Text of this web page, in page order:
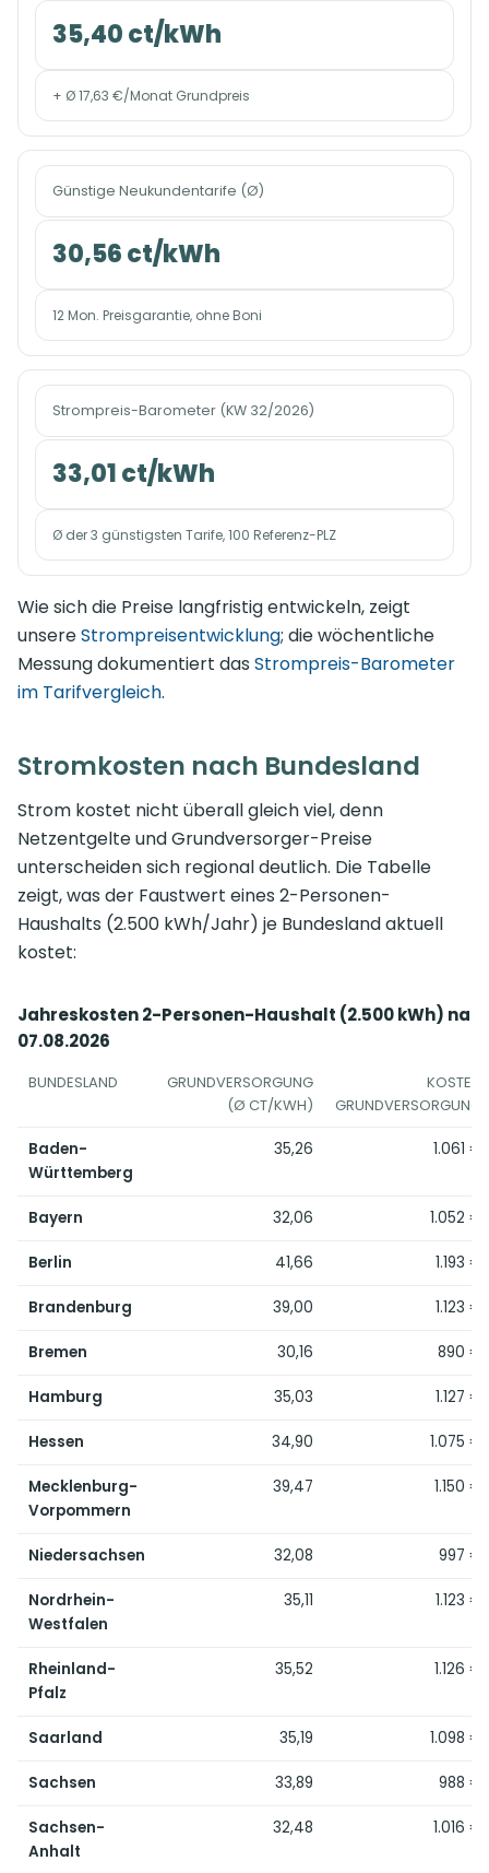
35,40 ct/kWh
+ Ø 17,63 €/Monat Grundpreis
Günstige Neukundentarife (Ø)
30,56 ct/kWh
12 Mon. Preisgarantie, ohne Boni
Strompreis-Barometer (KW 32/2026)
33,01 ct/kWh
Ø der 3 günstigsten Tarife, 100 Referenz-PLZ
Wie sich die Preise langfristig entwickeln, zeigt
unsereStrompreisentwicklung; die wöchentliche
Messung dokumentiert das Strompreis-Barometer
im Tarifvergleich.
Stromkosten nach Bundesland
Strom kostet nicht überall gleich viel, denn
Netzentgelte und Grundversorger-Preise
unterscheiden sich regional deutlich. Die Tabelle
zeigt, was der Faustwert eines 2-Personen-
Haushalts (2.500 kWh/Jahr) je Bundesland aktuell
kostet:
Jahreskosten 2-Personen-Haushalt (2.500 kWh)
07.08.2026
BUNDESLAND
GRUNDVERSORGUNG
(Ø CT/KWH)
KOSTEN
GRUNDVERSORGUNG
Baden-
Württemberg
35,26 1.061 €
Bayern 32,06 1.052 €
Berlin 41,66 1.193 €
Brandenburg 39,00 1.123 €
Bremen 30,16 890 €
Hamburg 35,03 1.127 €
Hessen 34,90 1.075 €
Mecklenburg-
Vorpommern
39,47 1.150 €
Niedersachsen 32,08 997 €
Nordrhein-
Westfalen
35,11 1.123 €
Rheinland-
Pfalz
35,52 1.126 €
Saarland 35,19 1.098 €
Sachsen 33,89 988 €
Sachsen-
Anhalt
32,48 1.016 €